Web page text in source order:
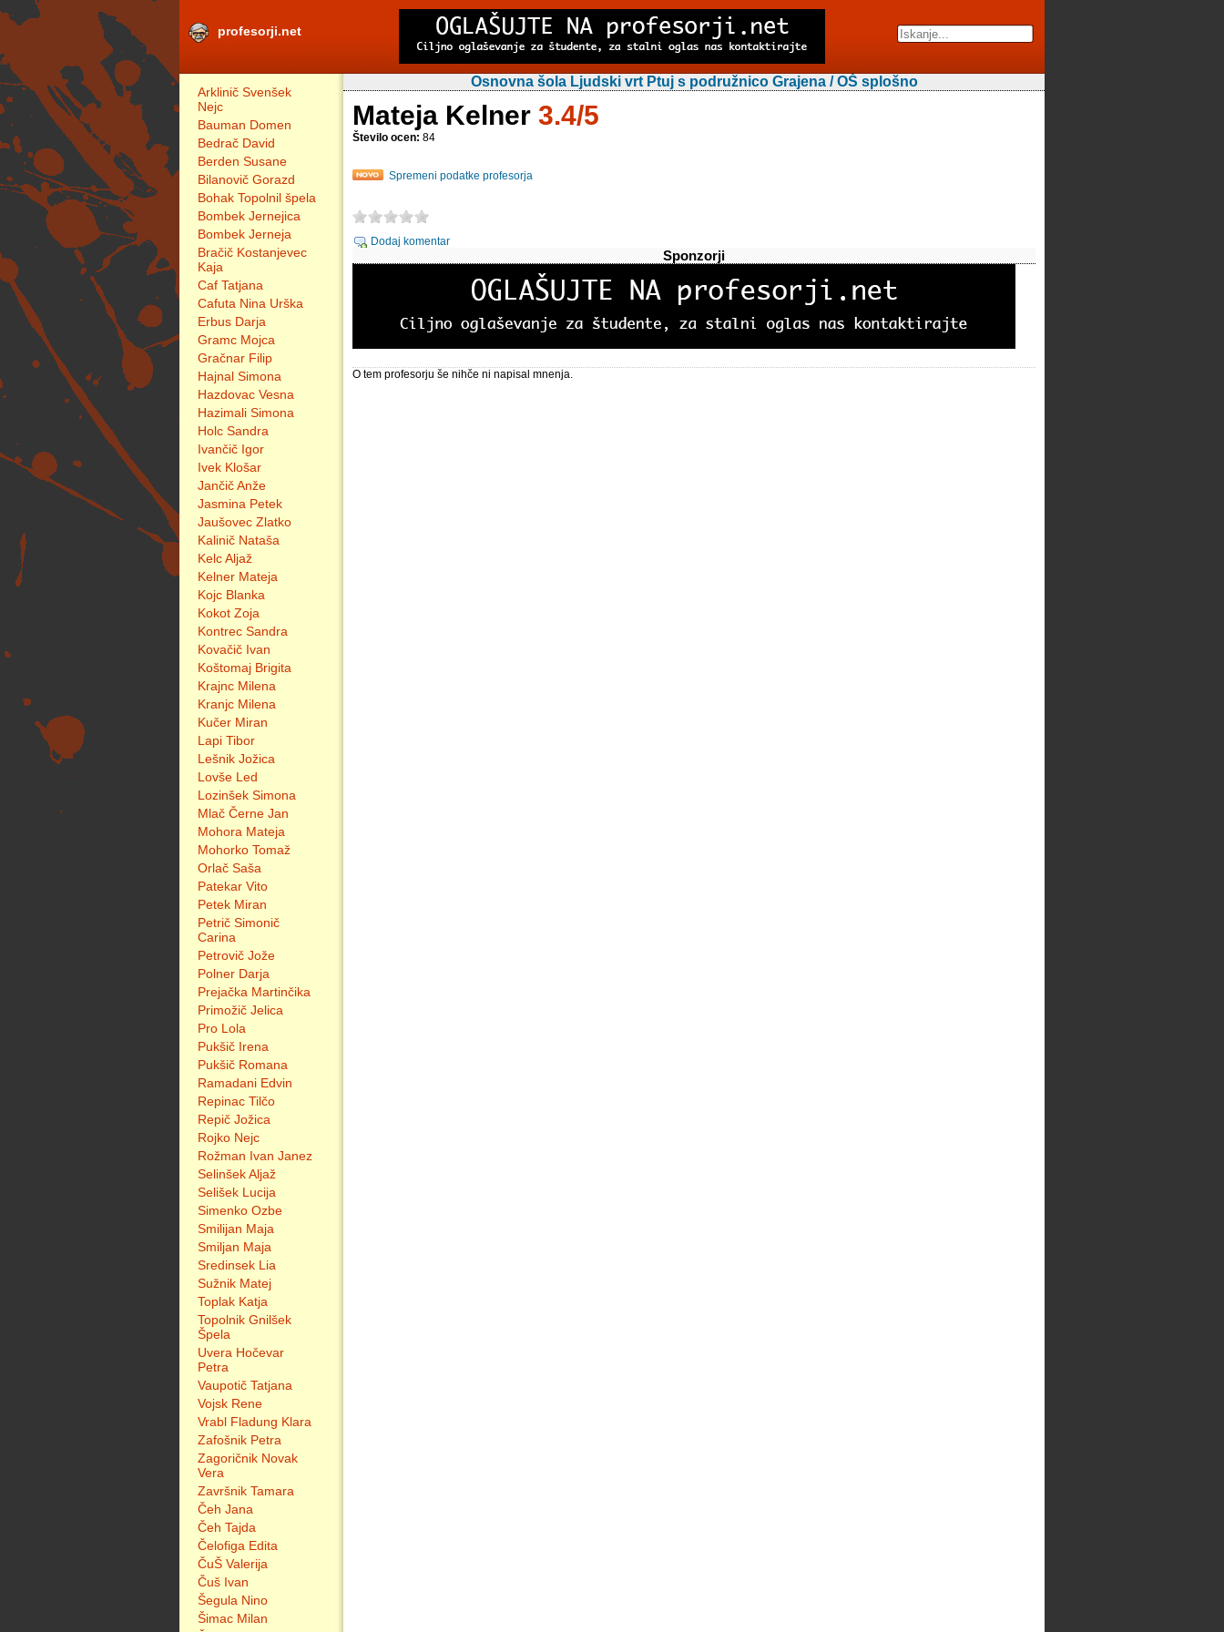
profesorji.net
Arklinič Svenšek
Nejc
Bauman Domen
Bedrač David
Berden Susane
Bilanovič Gorazd
Bohak Topolnil špela
Bombek Jernejica
Bombek Jerneja
Bračič Kostanjevec
Kaja
Caf Tatjana
Cafuta Nina Urška
Erbus Darja
Gramc Mojca
Gračnar Filip
Hajnal Simona
Hazdovac Vesna
Hazimali Simona
Holc Sandra
Ivančič Igor
Ivek Klošar
Jančič Anže
Jasmina Petek
Jaušovec Zlatko
Kalinič Nataša
Kelc Aljaž
Kelner Mateja
Kojc Blanka
Kokot Zoja
Kontrec Sandra
Kovačič Ivan
Koštomaj Brigita
Krajnc Milena
Kranjc Milena
Kučer Miran
Lapi Tibor
Lešnik Jožica
Lovše Led
Lozinšek Simona
Mlač Černe Jan
Mohora Mateja
Mohorko Tomaž
Orlač Saša
Patekar Vito
Petek Miran
Petrič Simonič
Carina
Petrovič Jože
Polner Darja
Prejačka Martinčika
Primožič Jelica
Pro Lola
Pukšič Irena
Pukšič Romana
Ramadani Edvin
Repinac Tilčo
Repič Jožica
Rojko Nejc
Rožman Ivan Janez
Selinšek Aljaž
Selišek Lucija
Simenko Ozbe
Smilijan Maja
Smiljan Maja
Sredinsek Lia
Sužnik Matej
Toplak Katja
Topolnik Gnilšek
Špela
Uvera Hočevar
Petra
Vaupotič Tatjana
Vojsk Rene
Vrabl Fladung Klara
Zafošnik Petra
Zagoričnik Novak
Vera
Završnik Tamara
Čeh Jana
Čeh Tajda
Čelofiga Edita
ČuŠ Valerija
Čuš Ivan
Šegula Nino
Šimac Milan
Osnovna šola Ljudski vrt Ptuj s podružnico Grajena / OŠ splošno
Mateja Kelner 3.4/5
Število ocen: 84
Spremeni podatke profesorja
Dodaj komentar
Sponzorji
O tem profesorju še nihče ni napisal mnenja.